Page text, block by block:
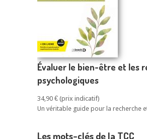
Évaluer le bien-être et les
psychologiques
34,90 €
Un véritable guide pour la recherche
Les mots-clés de la TCC